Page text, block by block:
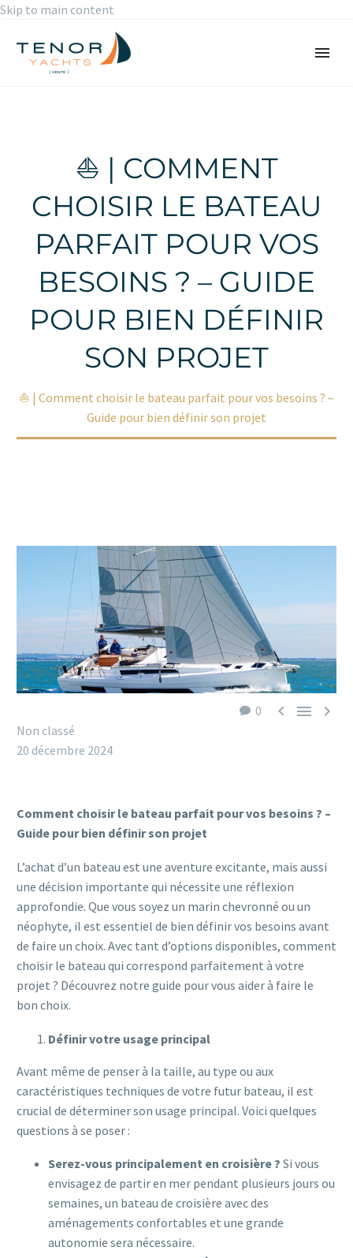
Skip to main content
⛵ | COMMENT
CHOISIR LE BATEAU
PARFAIT POUR VOS
BESOINS ? – GUIDE
POUR BIEN DÉFINIR
SON PROJET
⛵ | Comment choisir le bateau parfait pour vos besoins ? –
Guide pour bien définir son projet
0   
Non classé
20 décembre 2024
Comment choisir le bateau parfait pour vos besoins ? –
Guide pour bien définir son projet
L’achat d’un bateau est une aventure excitante, mais aussi
une décision importante qui nécessite une réflexion
approfondie. Que vous soyez un marin chevronné ou un
néophyte, il est essentiel de bien définir vos besoins avant
de faire un choix. Avec tant d’options disponibles, comment
choisir le bateau qui correspond parfaitement à votre
projet ? Découvrez notre guide pour vous aider à faire le
bon choix.
Définir votre usage principal
Avant même de penser à la taille, au type ou aux
caractéristiques techniques de votre futur bateau, il est
crucial de déterminer son usage principal. Voici quelques
questions à se poser :
Serez-vous principalement en croisière ? Si vous
envisagez de partir en mer pendant plusieurs jours ou
semaines, un bateau de croisière avec des
aménagements confortables et une grande
autonomie sera nécessaire.